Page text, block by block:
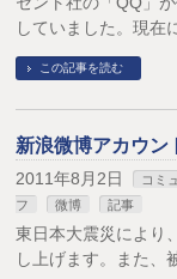
していました。現在
この記事を読む
新浪微博アカウン
2011年8月2日 コミ
フ
微博 記事
東日本大震災により
し上げます。また、